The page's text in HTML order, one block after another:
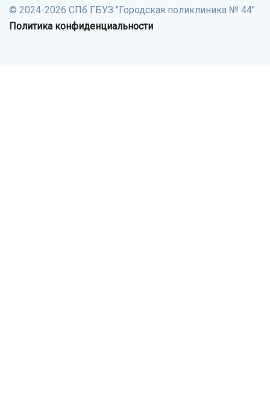
© 2024-2026 СПб ГБУЗ "Городская поликлиника № 44"
Политика конфиденциальности